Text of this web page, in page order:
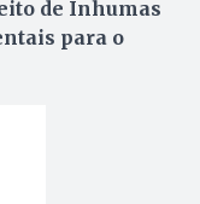
de Inhumas
para o